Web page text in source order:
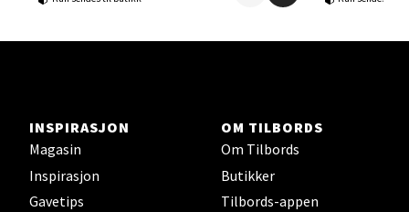
INSPIRASJON
Magasin
Inspirasjon
Gavetips
OM TILBORDS
Om Tilbords
Butikker
Tilbords-appen
Thon Senter Orkanger, Orkdalsveien 113, 7300
Orkanger
Åpent i dag 09-20